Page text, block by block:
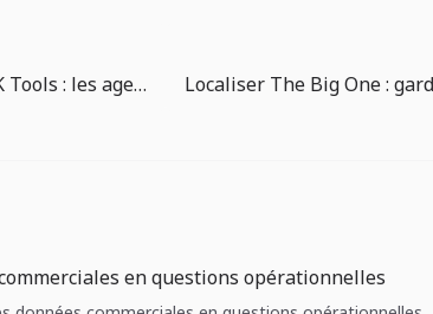
Chat SDK intègre AI SDK Tools : les agents doivent commencer par les permissions
en questions opérationnelles